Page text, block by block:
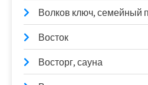
Волков ключ, семейный
Восток
Восторг, сауна